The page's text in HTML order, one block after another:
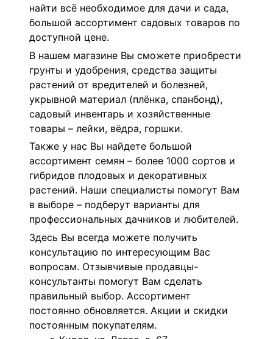
найти всё необходимое для дачи и сада,
большой ассортимент садовых товаров по
доступной цене.
В нашем магазине Вы сможете приобрести
грунты и удобрения, средства защиты
растений от вредителей и болезней,
укрывной материал (плёнка, спанбонд),
садовый инвентарь и хозяйственные
товары – лейки, вёдра, горшки.
Также у нас Вы найдете большой
ассортимент семян – более 1000 сортов и
гибридов плодовых и декоративных
растений. Наши специалисты помогут Вам
в выборе – подберут варианты для
профессиональных дачников и любителей.
Здесь Вы всегда можете получить
консультацию по интересующим Вас
вопросам. Отзывчивые продавцы-
консультанты помогут Вам сделать
правильный выбор. Ассортимент
постоянно обновляется. Акции и скидки
постоянным покупателям.